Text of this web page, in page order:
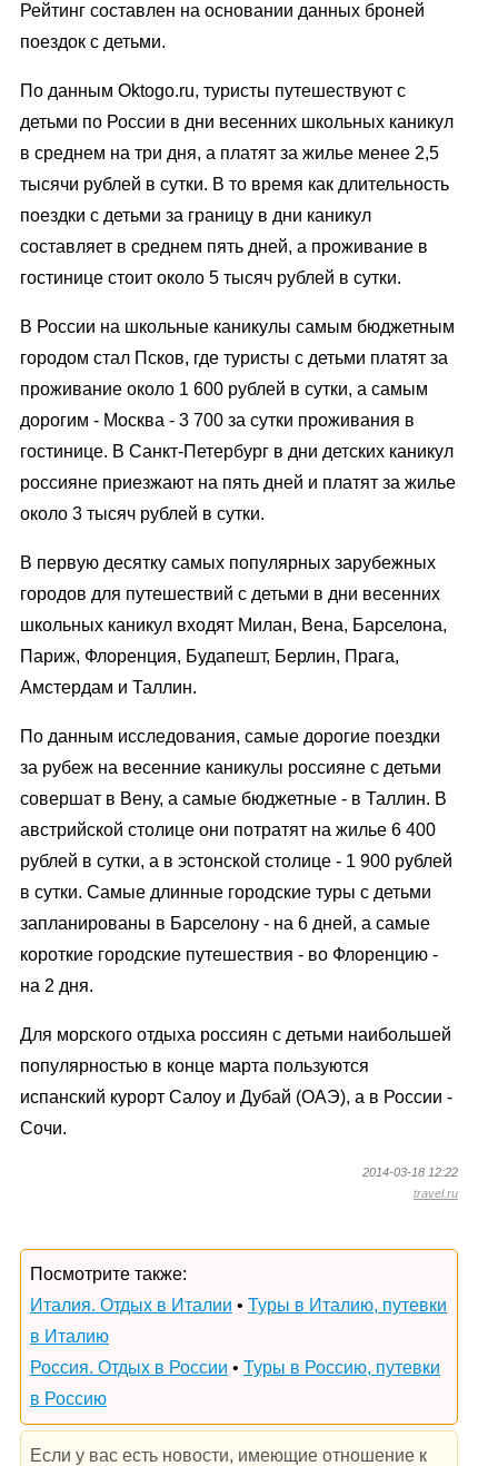
Рейтинг составлен на основании данных броней
поездок с детьми.
По данным Oktogo.ru, туристы путешествуют с
детьми по России в дни весенних школьных каникул
в среднем на три дня, а платят за жилье менее 2,5
тысячи рублей в сутки. В то время как длительность
поездки с детьми за границу в дни каникул
составляет в среднем пять дней, а проживание в
гостинице стоит около 5 тысяч рублей в сутки.
В России на школьные каникулы самым бюджетным
городом стал Псков, где туристы с детьми платят за
проживание около 1 600 рублей в сутки, а самым
дорогим - Москва - 3 700 за сутки проживания в
гостинице. В Санкт-Петербург в дни детских каникул
россияне приезжают на пять дней и платят за жилье
около 3 тысяч рублей в сутки.
В первую десятку самых популярных зарубежных
городов для путешествий с детьми в дни весенних
школьных каникул входят Милан, Вена, Барселона,
Париж, Флоренция, Будапешт, Берлин, Прага,
Амстердам и Таллин.
По данным исследования, cамые дорогие поездки
за рубеж на весенние каникулы россияне с детьми
совершат в Вену, а самые бюджетные - в Таллин. В
австрийской столице они потратят на жилье 6 400
рублей в сутки, а в эстонской столице - 1 900 рублей
в сутки. Самые длинные городские туры с детьми
запланированы в Барселону - на 6 дней, а самые
короткие городские путешествия - во Флоренцию -
на 2 дня.
Для морского отдыха россиян с детьми наибольшей
популярностью в конце марта пользуются
испанский курорт Салоу и Дубай (ОАЭ), а в России -
Сочи.
2014-03-18 12:22
travel.ru
Посмотрите также:
Италия. Отдых в Италии • Туры в Италию, путевки
в Италию
Россия. Отдых в России • Туры в Россию, путевки
в Россию
Если у вас есть новости, имеющие отношение к